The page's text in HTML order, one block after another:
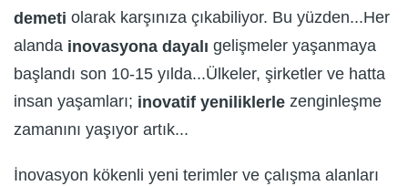
demeti olarak karşınıza çıkabiliyor. Bu yüzden...Her
alanda inovasyona dayalı gelişmeler yaşanmaya
başlandı son 10-15 yılda...Ülkeler, şirketler ve hatta
insan yaşamları; inovatif yeniliklerle zenginleşme
zamanını yaşıyor artık...
İnovasyon kökenli yeni terimler ve çalışma alanları